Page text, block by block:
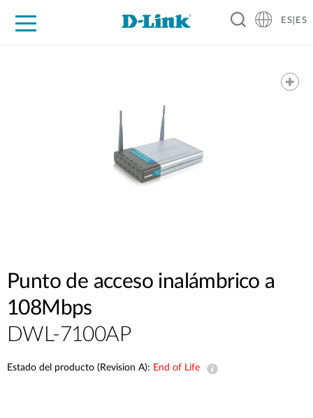
ES|ES
Punto de acceso inalámbrico a
108Mbps
DWL-7100AP
Estado del producto (Revision A): End of Life